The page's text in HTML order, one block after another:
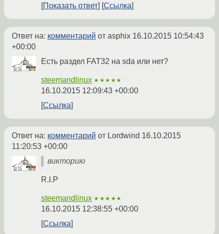
Показать ответ
Ссылка
Ответ на: комментарий от asphix 16.10.2015 10:54:43
+00:00
Есть раздел FAT32 на sda или нет?
steemandlinux ★★★★★
16.10.2015 12:09:43 +00:00
Ссылка
Ответ на: комментарий от Lordwind 16.10.2015
11:20:53 +00:00
викторию
R.I.P
steemandlinux ★★★★★
16.10.2015 12:38:55 +00:00
Ссылка